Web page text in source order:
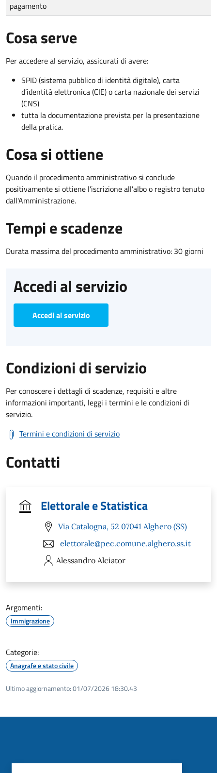
pagamento
Cosa serve
Per accedere al servizio, assicurati di avere:
SPID (sistema pubblico di identità digitale), carta
d’identità elettronica (CIE) o carta nazionale dei servizi
(CNS)
tutta la documentazione prevista per la presentazione
della pratica.
Cosa si ottiene
Quando il procedimento amministrativo si conclude
positivamente si ottiene l'iscrizione all'albo o registro tenuto
dall'Amministrazione.
Tempi e scadenze
Durata massima del procedimento amministrativo: 30 giorni
Accedi al servizio
Accedi al servizio
Condizioni di servizio
Per conoscere i dettagli di scadenze, requisiti e altre
informazioni importanti, leggi i termini e le condizioni di
servizio.
Termini e condizioni di servizio
Contatti
Elettorale e Statistica
Via Catalogna, 52 07041 Alghero (SS)
elettorale@pec.comune.alghero.ss.it
Alessandro Alciator
Argomenti:
Immigrazione
Categorie:
Anagrafe e stato civile
Ultimo aggiornamento:01/07/2026 18:30.43